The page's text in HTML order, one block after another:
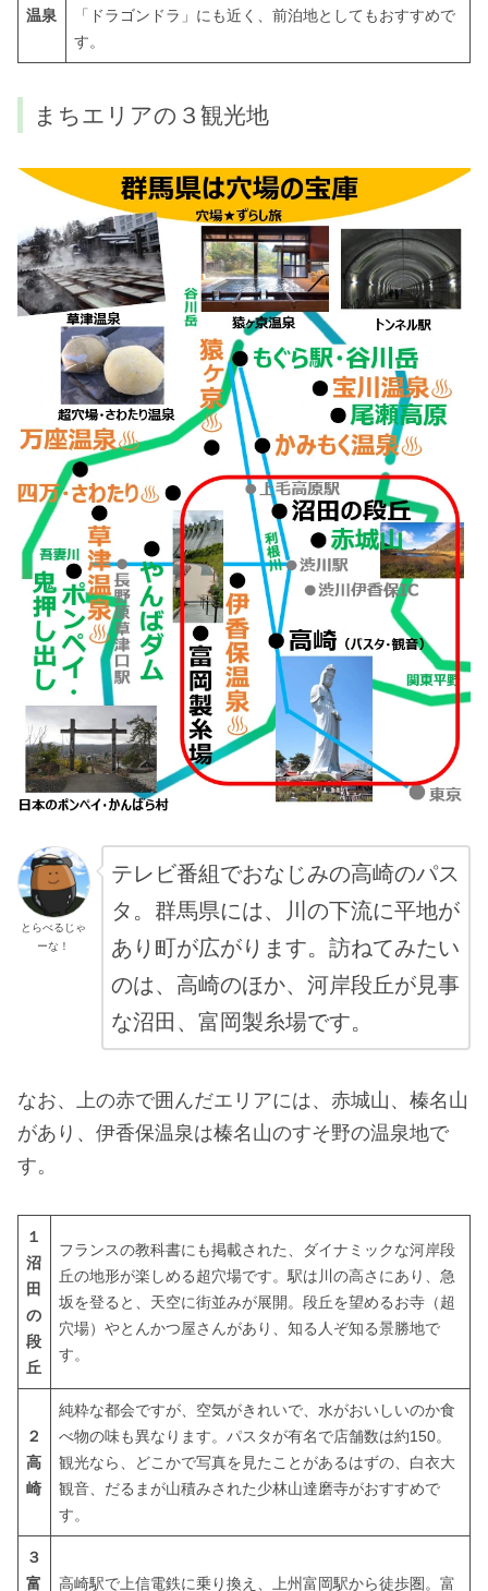
温泉
「ドラゴンドラ」にも近く、前泊地としてもおすすめで
す。
まちエリアの３観光地
とらべるじゃ
ーな！
テレビ番組でおなじみの高崎のパス
タ。群馬県には、川の下流に平地が
あり町が広がります。訪ねてみたい
のは、高崎のほか、河岸段丘が見事
な沼田、富岡製糸場です。
なお、上の赤で囲んだエリアには、赤城山、榛名山
があり、伊香保温泉は榛名山のすそ野の温泉地で
す。
１
沼
田
の
段
丘
フランスの教科書にも掲載された、ダイナミックな河岸段
丘の地形が楽しめる超穴場です。駅は川の高さにあり、急
坂を登ると、天空に街並みが展開。段丘を望めるお寺（超
穴場）やとんかつ屋さんがあり、知る人ぞ知る景勝地で
す。
２
高
崎
純粋な都会ですが、空気がきれいで、水がおいしいのか食
べ物の味も異なります。パスタが有名で店舗数は約150。
観光なら、どこかで写真を見たことがあるはずの、白衣大
観音、だるまが山積みされた少林山達磨寺がおすすめで
す。
３
富
高崎駅で上信電鉄に乗り換え、上州富岡駅から徒歩圏。富